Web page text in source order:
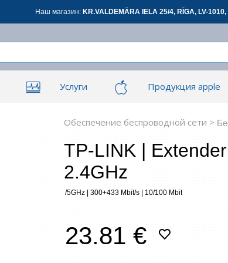
Наш магазин: KR.VALDEMĀRA IELA 25/4, RĪGA, LV-
Услуги Продукция apple
Сетевые товары
Renewd техника, Outlet
Обеспечение беспроводной сети >
TP-LINK |
2.4GHz
/5GHz | 300+433 Mbit/s | 10/100 Mbit
23.81 €